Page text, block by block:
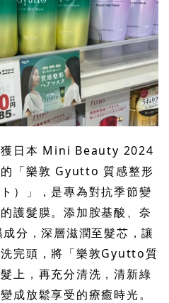
獲日本 Mini Beauty 2024
「樂敦 Gyutto 質感整形
）」，是專為對抗季節變
護髮膜。添加胺基酸、奈
分，深層滋潤至髮芯，讓
完頭，將「樂敦Gyutto質
上，再充分清洗，清新綠
成放鬆享受的療癒時光。